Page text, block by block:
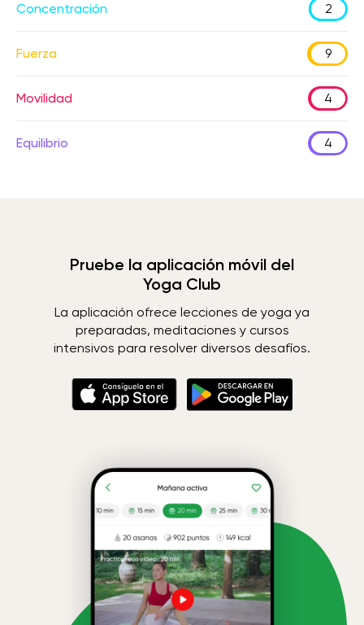
Concentración 2
Fuerza 9
Movilidad 4
Equilibrio 4
Pruebe la aplicación móvil del
Yoga Club
La aplicación ofrece lecciones de yoga ya
preparadas, meditaciones y cursos
intensivos para resolver diversos desafíos.